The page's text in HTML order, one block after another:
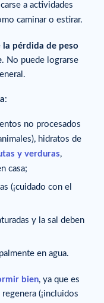
a actividades
caminar o estirar.
la pérdida de peso
. No puede lograrse
:
no procesados
hidratos de
y verduras,
casa;
(¡cuidado con el
y la sal deben
en agua.
bien, ya que es
(¡incluidos